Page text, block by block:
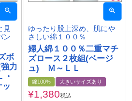
見
ン
ボ
力
ッ
ゆったり股上深め、肌にや
さしい綿１００％
婦人綿１００％二重マチ
ズロース２枚組(ベージ
ュ) Ｍ～ＬＬ
綿100% 大きいサイズあり
¥1,380税込